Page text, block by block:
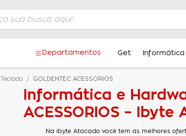
Departamentos Get Informática
Teclado GOLDENTEC ACESSORIOS
Informática e
ACESSORIOS – Ibyte
Na ibyte Atacado você tem as melhores